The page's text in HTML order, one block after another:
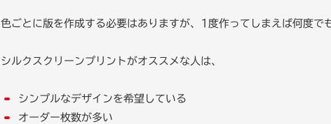
色ごとに版を作成する必要はありますが、1度作ってしまえば何度で
シルクスクリーンプリントがオススメな人は、
シンプルなデザインを希望している
オーダー枚数が多い